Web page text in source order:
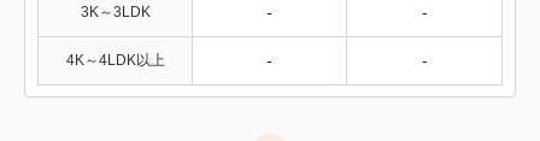
3K～3LDK - -
4K～4LDK以上 - -